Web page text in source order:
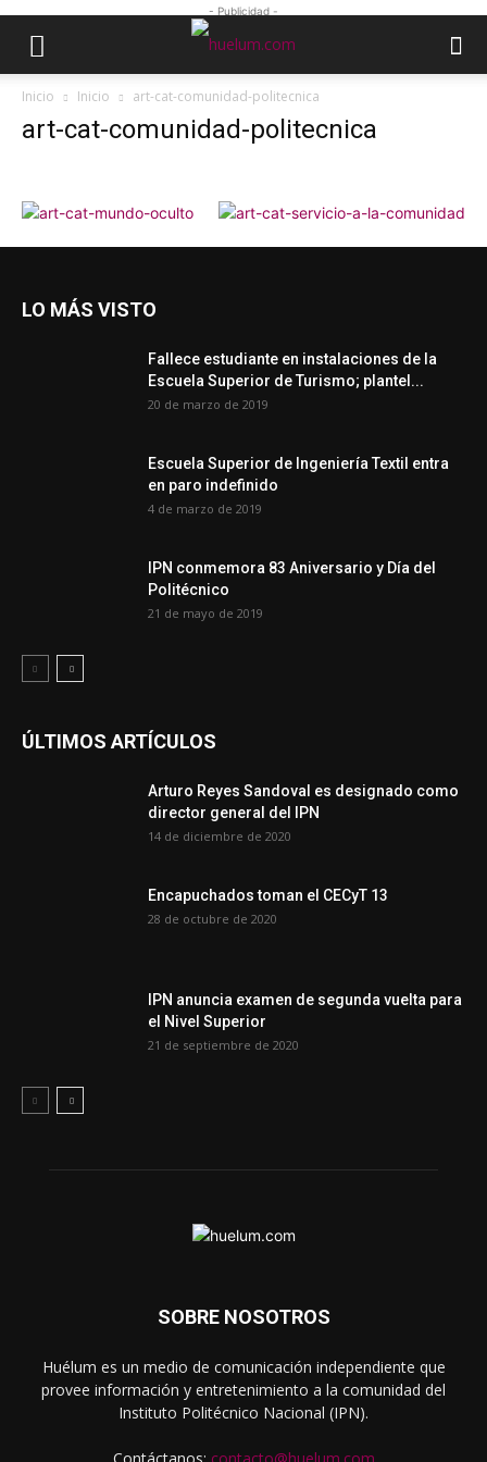
- Publicidad -
Inicio Inicio art-cat-comunidad-politecnica
art-cat-comunidad-politecnica
LO MÁS VISTO
Fallece estudiante en instalaciones de la
Escuela Superior de Turismo; plantel...
20 de marzo de 2019
Escuela Superior de Ingeniería Textil entra
en paro indefinido
4 de marzo de 2019
IPN conmemora 83 Aniversario y Día del
Politécnico
21 de mayo de 2019
ÚLTIMOS ARTÍCULOS
Arturo Reyes Sandoval es designado como
director general del IPN
14 de diciembre de 2020
Encapuchados toman el CECyT 13
28 de octubre de 2020
IPN anuncia examen de segunda vuelta para
el Nivel Superior
21 de septiembre de 2020
SOBRE NOSOTROS
Huélum es un medio de comunicación independiente que
provee información y entretenimiento a la comunidad del
Instituto Politécnico Nacional (IPN).